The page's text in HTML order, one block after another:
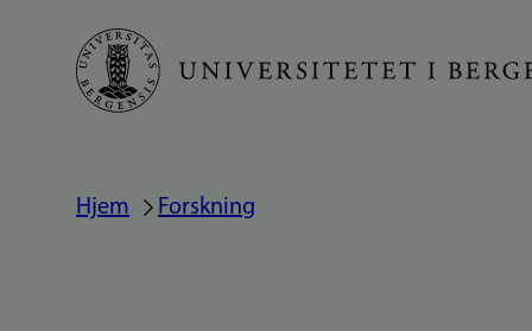
Hopp
Navigasjonssti
Hjem Forskning